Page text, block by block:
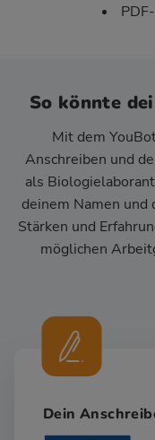
So könnte
Mit dem
Anschreiben und
als
deinem Namen und
Stärken und
möglichen
Dein